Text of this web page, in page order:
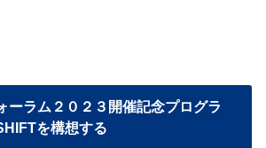
ーラム２０２３開催記念プログラ
を構想する